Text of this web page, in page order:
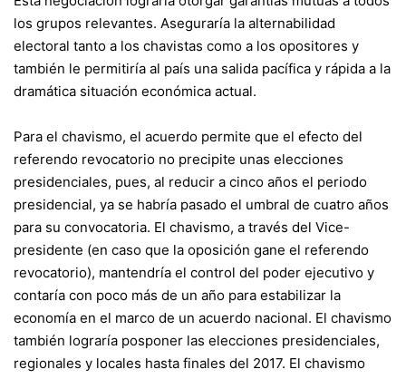
los grupos relevantes. Aseguraría la alternabilidad
electoral tanto a los chavistas como a los opositores y
también le permitiría al país una salida pacífica y rápida a la
dramática situación económica actual.
Para el chavismo, el acuerdo permite que el efecto del
referendo revocatorio no precipite unas elecciones
presidenciales, pues, al reducir a cinco años el periodo
presidencial, ya se habría pasado el umbral de cuatro años
para su convocatoria. El chavismo, a través del Vice-
presidente (en caso que la oposición gane el referendo
revocatorio), mantendría el control del poder ejecutivo y
contaría con poco más de un año para estabilizar la
economía en el marco de un acuerdo nacional. El chavismo
también lograría posponer las elecciones presidenciales,
regionales y locales hasta finales del 2017. El chavismo